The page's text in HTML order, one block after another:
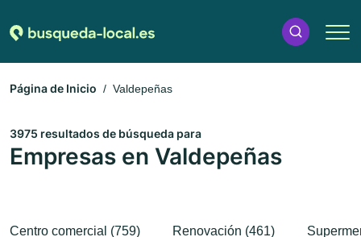
Página de Inicio Valdepeñas
3975 resultados de búsqueda para
Empresas en Valdepeñas
Centro comercial (759) Renovación (461)